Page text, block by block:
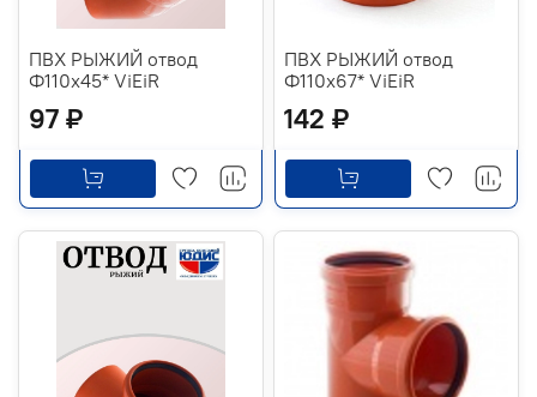
ПВХ РЫЖИЙ отвод
Ф110х45* ViEiR
97 ₽
ПВХ РЫЖИЙ отвод
Ф110х67* ViEiR
142 ₽